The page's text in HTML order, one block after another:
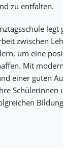
zu entfalten.
zwischen
um eine
Mit
einer guten
Schülerinnen